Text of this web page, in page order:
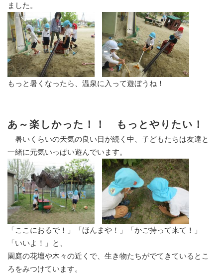
ました。
もっと暑くなったら、温泉に入って遊ぼうね！
あ～楽しかった！！ もっとやりたい！
暑いくらいの天気の良い日が続く中、子どもたちは友達と
一緒に元気いっぱい遊んでいます。
「ここにおるで！」「ほんまや！」「かご持って来て！」
「いいよ！」と、
園庭の花壇や木々の近くで、生き物たちがでてきているとこ
ろをみつけています。